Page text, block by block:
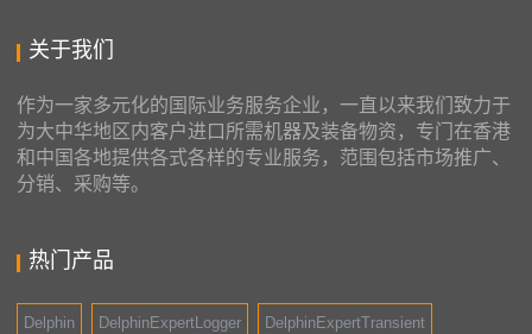
关于我们
作为一家多元化的国际业务服务企业，一直以来我们致力于
为大中华地区内客户进口所需机器及装备物资，专门在香港
和中国各地提供各式各样的专业服务，范围包括市场推广、
分销、采购等。
热门产品
Delphin DelphinExpertLogger DelphinExpertTransient